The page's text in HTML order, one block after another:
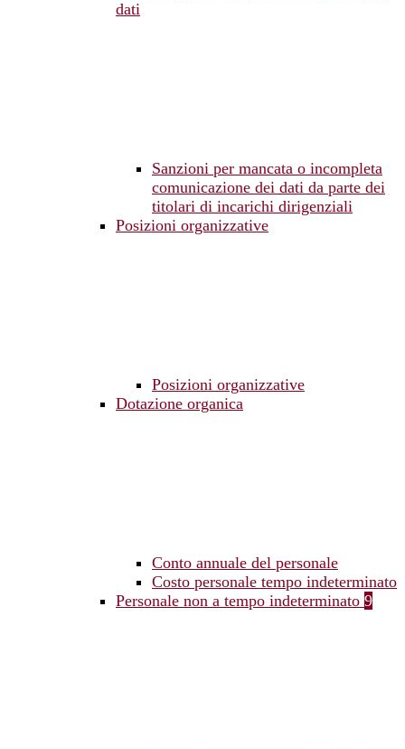
dati
Sanzioni per mancata o incompleta
comunicazione dei dati da parte dei
titolari di incarichi dirigenziali
Posizioni organizzative
Posizioni organizzative
Dotazione organica
Conto annuale del personale
Costo personale tempo indeterminato
Personale non a tempo indeterminato 9